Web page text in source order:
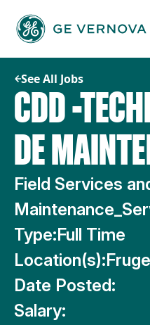
content
See All Jobs
CDD -
DE
Field Services
Type:Full Time
Location(s):
Date Posted:
Salary: